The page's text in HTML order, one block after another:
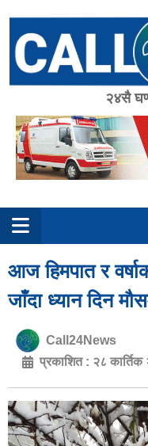
content
२४सै
आज हिमपात र
जाँदा ध्यान दिन
Call24News
प्रकाशित : २८